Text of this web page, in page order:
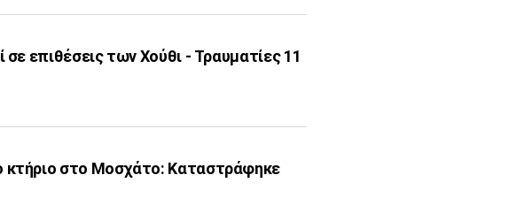
σε επιθέσεις των Χούθι - Τραυματίες 11
κτήριο στο Μοσχάτο: Καταστράφηκε